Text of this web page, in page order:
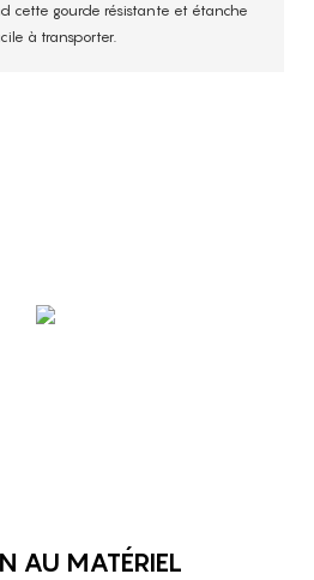
cette gourde résistante et étanche
à transporter.
AU MATÉRIEL